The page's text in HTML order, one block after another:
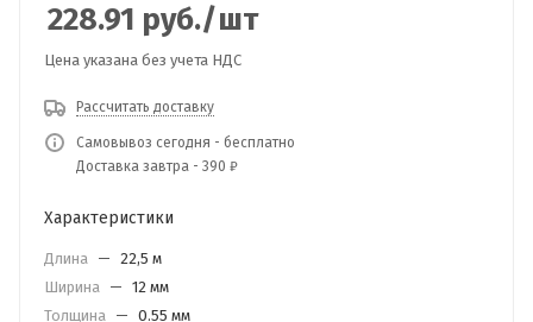
228.91 руб./шт
Цена указана без учета НДС
Рассчитать доставку
Самовывоз сегодня - бесплатно
Доставка завтра - 390 ₽
Характеристики
Длина — 22,5 м
Ширина — 12 мм
Толщина — 0.55 мм